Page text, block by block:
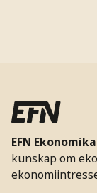
EFN
kunskap om